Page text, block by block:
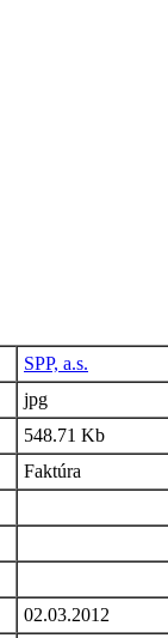
SPP, a.s.
jpg
548.71 Kb
Faktúra
02.03.2012